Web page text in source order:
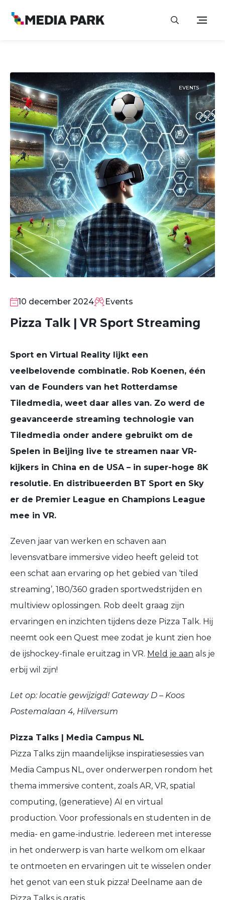
EVENTS
DEC
10 december 2024 Events
Pizza Talk | VR Sport Streaming
Sport en Virtual Reality lijkt een
veelbelovende combinatie. Rob Koenen, één
van de Founders van het Rotterdamse
Tiledmedia, weet daar alles van. Zo werd de
geavanceerde streaming technologie van
Tiledmedia onder andere gebruikt om de
Spelen in Beijing live te streamen naar VR-
kijkers in China en de USA – in super-hoge 8K
resolutie. En distribueerden BT Sport en Sky
er de Premier League en Champions League
mee in VR.
Zeven jaar van werken en schaven aan
levensvatbare immersive video heeft geleid tot
een schat aan ervaring op het gebied van ‘tiled
streaming’, 180/360 graden sportwedstrijden en
multiview oplossingen. Rob deelt graag zijn
ervaringen en inzichten tijdens deze Pizza Talk. Hij
neemt ook een Quest mee zodat je kunt zien hoe
de ijshockey-finale eruitzag in VR. Meld je aan als je
erbij wil zijn!
Let op: locatie gewijzigd! Gateway D – Koos
Postemalaan 4, Hilversum
Pizza Talks | Media Campus NL
Pizza Talks zijn maandelijkse inspiratiesessies van
Media Campus NL, over onderwerpen rondom het
thema immersive content, zoals AR, VR, spatial
computing, (generatieve) AI en virtual
production. Voor professionals en studenten in de
media- en game-industrie. Iedereen met interesse
in het onderwerp is van harte welkom om elkaar
te ontmoeten en ervaringen uit te wisselen onder
het genot van een stuk pizza! Deelname aan de
Pizza Talks is gratis.